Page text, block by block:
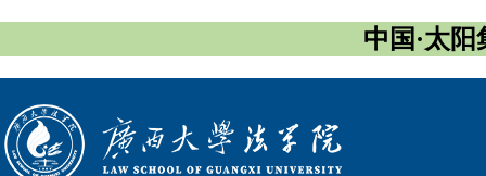
中国·太